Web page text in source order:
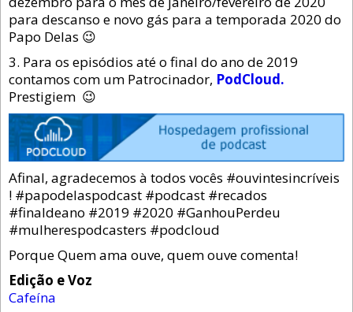
para descanso e novo gás para a temporada 2020 do
Papo Delas 😉
3. Para os episódios até o final do ano de 2019
contamos com um Patrocinador, PodCloud.
Prestigiem 😉
Afinal, agradecemos à todos vocês #ouvintesincríveis
! #papodelaspodcast #podcast #recados
#finaldeano #2019 #2020 #GanhouPerdeu
#mulherespodcasters #podcloud
Porque Quem ama ouve, quem ouve comenta!
Edição e Voz
Cafeína